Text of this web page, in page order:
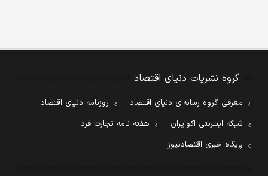
گروه نشریات دنیای اقتصاد
معرفی گروه رسانه‌ای دنیای اقتصاد
روزنامه دنیای اقتصاد
شبکه اینترنتی اکوایران
هفته نامه تجارت فردا
پایگاه خبری اقتصادنیوز